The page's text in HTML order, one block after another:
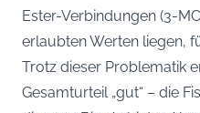
Ester-Verbindungen (3-
erlaubten Werten liegen,
Trotz dieser Problematik
Gesamturteil „gut“ – die